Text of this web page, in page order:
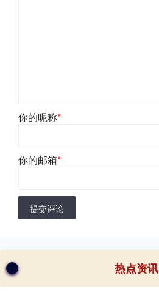
你的昵称*
你的邮箱*
提交评论
热点资讯